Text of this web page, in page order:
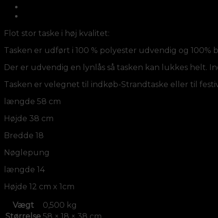
Flot stor taske i høj kvalitet:
Tasken er udført i 100 % polyester udvendig og
Der er udvendig en lynlås så tasken kan lukkes helt.
Tasken er velegnet til indkøb-Strandtaske eller til
længde 58 cm
Højde 38 cm
Bredde 18
Nøglepung
længde 14
Højde 12 cm x 1cm
Vægt
0,500 kg